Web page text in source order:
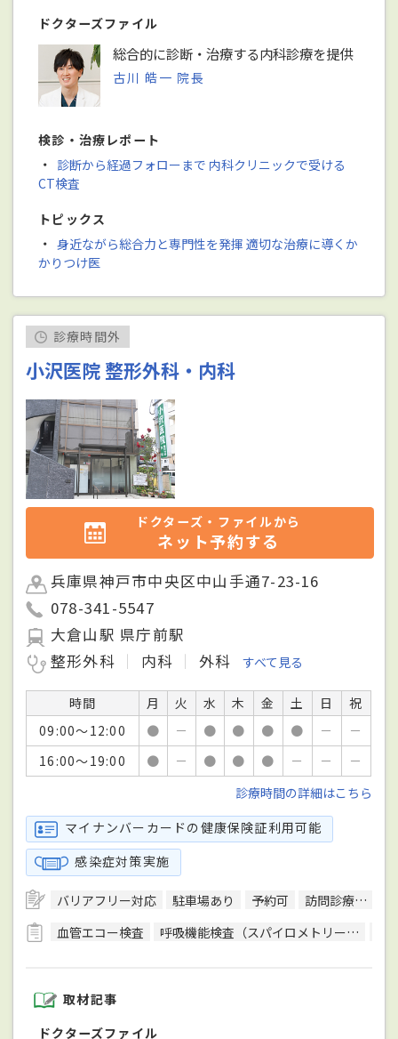
ドクターズファイル
総合的に診断・治療する内科診療を提供
古川 皓一 院長
検診・治療レポート
・ 診断から経過フォローまで 内科クリニックで受ける
CT検査
トピックス
・ 身近ながら総合力と専門性を発揮 適切な治療に導くか
かりつけ医
診療時間外
小沢医院 整形外科・内科
ドクターズ・ファイルから
ネット予約する
兵庫県神戸市中央区中山手通7-23-16
078-341-5547
大倉山駅 県庁前駅
整形外科
内科 外科 すべて見る
時間 月 火 水 木 金 土 日
祝
09:00～12:00
● － ● ● ● ● －
－
16:00～19:00
● － ● ● ● － －
－
診療時間の詳細はこちら
マイナンバーカードの健康保険証利用可能
感染症対策実施
バリアフリー対応 駐車場あり 予約可 訪問診療可
血管エコー検査
呼吸機能検査（スパイロメトリー）
取材記事
ドクターズファイル